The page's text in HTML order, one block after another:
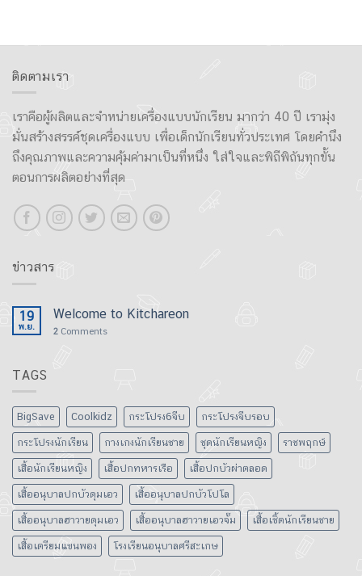
ติดตามเรา
เราคือผู้ผลิตและจำหน่ายเครื่องแบบนักเรียน มากว่า 40 ปี เรามุ่ง
มั่นสร้างสรรค์ชุดเครื่องแบบ เพื่อเด็กนักเรียนทั่วประเทศ โดยคำนึง
ถึงคุณภาพและความคุ้มค่ามาเป็นที่หนึ่ง ใส่ใจและพิถีพิถันทุกขั้น
ตอนการผลิตอย่างที่สุด
ข่าวสาร
19
พ.ย.
Welcome to Kitchareon
2 Comments
TAGS
BigSave Coolkidz กระโปรง6จีบ กระโปรงจีบรอบ
กระโปรงนักเรียน กางเกงนักเรียนชาย ชุดนักเรียนหญิง ราชพฤกษ์
เสื้อนักเรียนหญิง เสื้อปกทหารเรือ เสื้อปกบัวผ่าตลอด
เสื้ออนุบาลปกบัวดุมเอว เสื้ออนุบาลปกบัวโปโล
เสื้ออนุบาลฮาวายดุมเอว เสื้ออนุบาลฮาวายเอวจั๊ม เสื้อเชิ้ตนักเรียนชาย
เสื้อเตรียมแขนพอง โรงเรียนอนุบาลศรีสะเกษ